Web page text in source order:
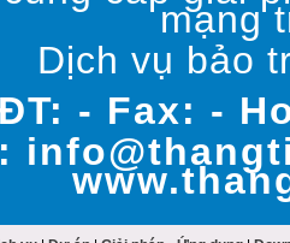
mạng
Dịch vụ bảo
- Fax: -